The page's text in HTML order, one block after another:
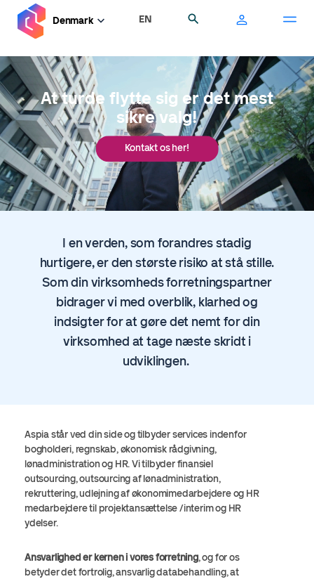
hovedindhold
Denmark EN
At turde flytte sig er det mest
sikre valg!
Kontakt os her!
I en verden, som forandres stadig
hurtigere, er den største risiko at stå stille.
Som din virksomheds forretningspartner
bidrager vi med overblik, klarhed og
indsigter for at gøre det nemt for din
virksomhed at tage næste skridt i
udviklingen.
Aspia står ved din side og tilbyder services indenfor
bogholderi, regnskab, økonomisk rådgivning,
lønadministration og HR. Vi tilbyder finansiel
outsourcing, outsourcing af lønadministration,
rekruttering, udlejning af økonomimedarbejdere og HR
medarbejdere til projektansættelse /interim og HR
ydelser.
Ansvarlighed er kernen i vores forretning, og for os
betyder det fortrolig, ansvarlig databehandling, at